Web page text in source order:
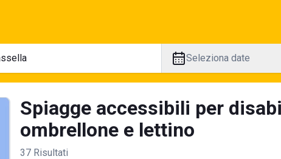
Seleziona date
Spiagge accessibili per
ombrellone e lettino
37 Risultati